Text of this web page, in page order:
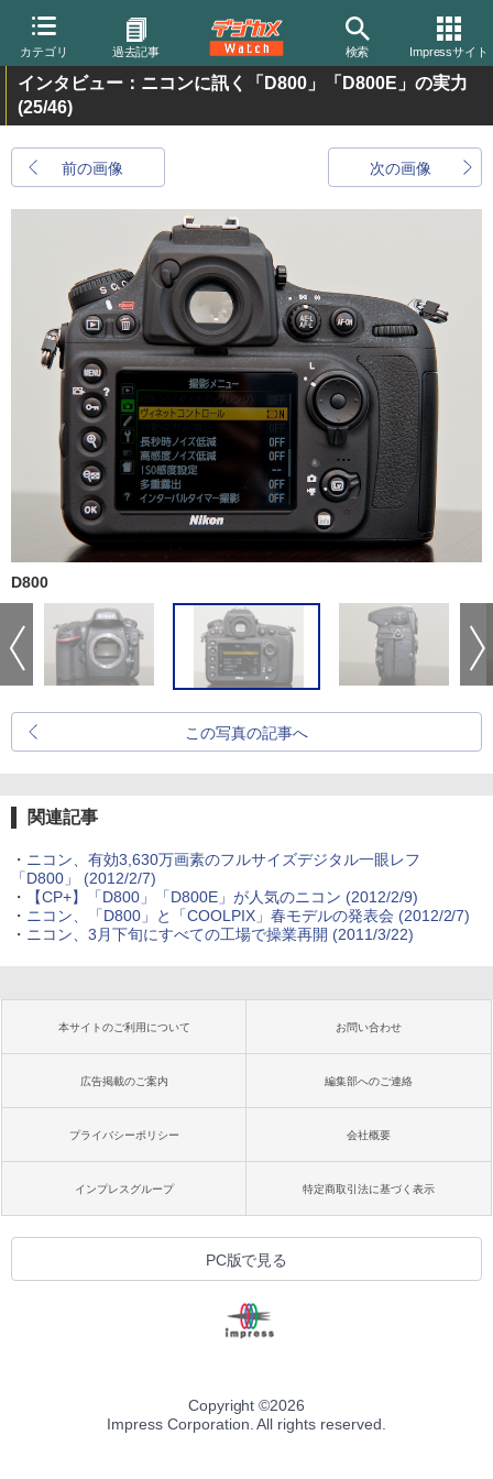
カテゴリ 過去記事 検索 Impressサイト
インタビュー：ニコンに訊く「D800」「D800E」の実力
(25/46)
前の画像 次の画像
D800
この写真の記事へ
関連記事
・ ニコン、有効3,630万画素のフルサイズデジタル一眼レフ
「D800」 (2012/2/7)
・
【CP+】「D800」「D800E」が人気のニコン (2012/2/9)
・ ニコン、「D800」と「COOLPIX」春モデルの発表会 (2012/2/7)
・ ニコン、3月下旬にすべての工場で操業再開 (2011/3/22)
本サイトのご利用について お問い合わせ
広告掲載のご案内 編集部へのご連絡
プライバシーポリシー 会社概要
インプレスグループ 特定商取引法に基づく表示
PC版で見る
Copyright ©2026
Impress Corporation. All rights reserved.